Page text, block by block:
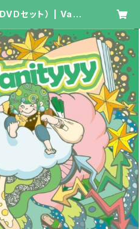
DVDセット） | Vani